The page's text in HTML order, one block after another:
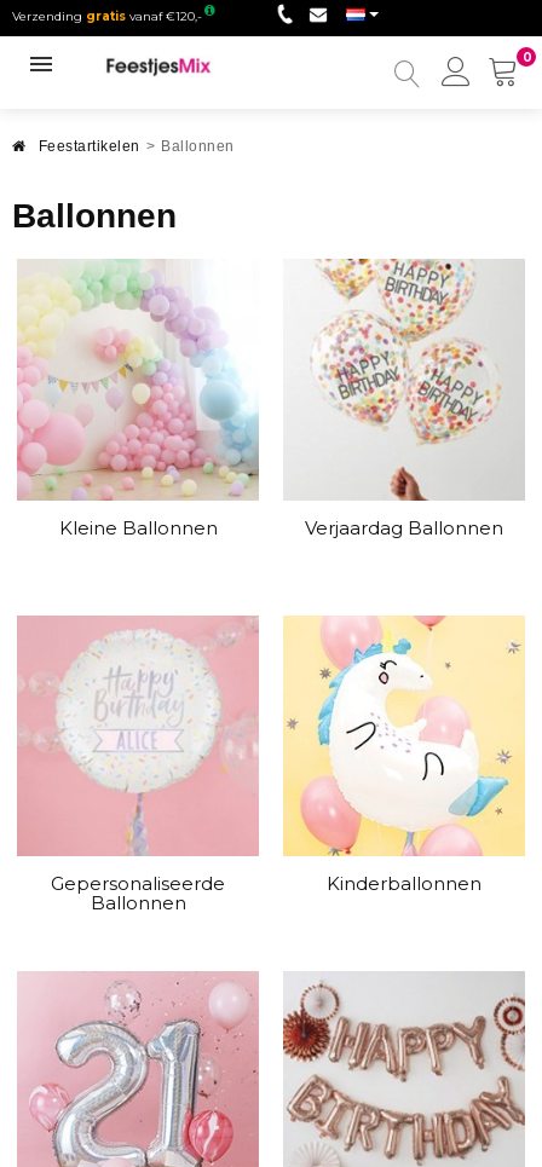
Verzending gratis vanaf €120,-
0
Mijn
Feestartikelen > Ballonnen
Ballonnen
Kleine Ballonnen Verjaardag Ballonnen
Gepersonaliseerde
Ballonnen
Kinderballonnen